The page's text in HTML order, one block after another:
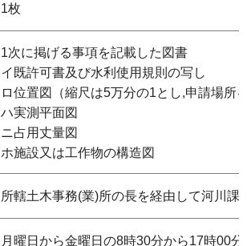
1枚
1次に掲げる事項を記載した図書
イ既許可書及び水利使用規則の写し
ロ位置図（縮尺は5万分の1とし,申請場所
ハ実測平面図
ニ占用丈量図
ホ施設又は工作物の構造図
所轄土木事務(業)所の長を経由して河川課
月曜日から金曜日の8時30分から17時00